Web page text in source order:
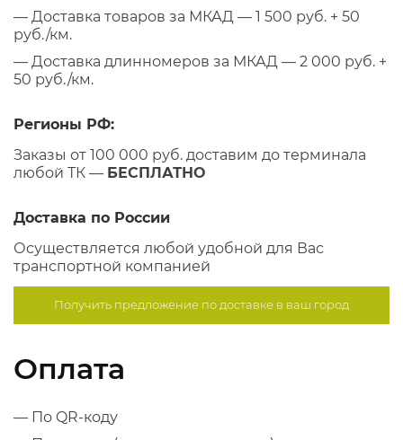
— Доставка товаров за МКАД — 1 500 руб. + 50
руб./км.
— Доставка длинномеров за МКАД — 2 000 руб. +
50 руб./км.
Регионы РФ:
Заказы от 100 000 руб. доставим до терминала
любой ТК — БЕСПЛАТНО
Доставка по России
Осуществляется любой удобной для Вас
транспортной компанией
Получить предложение подоставке в ваш город
Оплата
— По QR-коду